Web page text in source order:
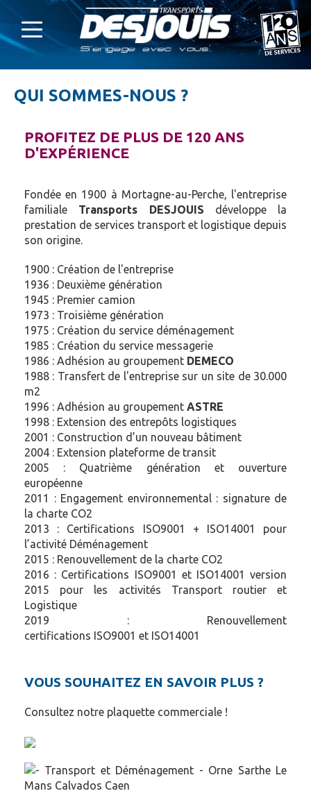
QUI SOMMES-NOUS ?
PROFITEZ DE PLUS DE 120 ANS
D'EXPÉRIENCE
Fondée en 1900 à Mortagne-au-Perche, l'entreprise
familiale Transports DESJOUIS développe la
prestation de services transport et logistique depuis
son origine.
1900 : Création de l'entreprise
1936 : Deuxième génération
1945 : Premier camion
1973 : Troisième génération
1975 : Création du service déménagement
1985 : Création du service messagerie
1986 : Adhésion au groupement DEMECO
1988 : Transfert de l'entreprise sur un site de 30.000
m2
1996 : Adhésion au groupement ASTRE
1998 : Extension des entrepôts logistiques
2001 : Construction d’un nouveau bâtiment
2004 : Extension plateforme de transit
2005 : Quatrième génération et ouverture
européenne
2011 : Engagement environnemental : signature de
la charte CO2
2013 : Certifications ISO9001 + ISO14001 pour
l’activité Déménagement
2015 : Renouvellement de la charte CO2
2016 : Certifications ISO9001 et ISO14001 version
2015 pour les activités Transport routier et
Logistique
2019 : Renouvellement
certifications ISO9001 et ISO14001
VOUS SOUHAITEZ EN SAVOIR PLUS ?
Consultez notre plaquette commerciale !